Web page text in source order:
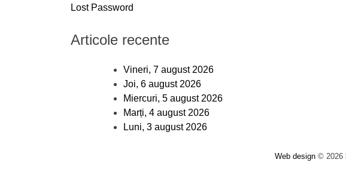
Lost Password
Articole recente
Vineri, 7 august 2026
Joi, 6 august 2026
Miercuri, 5 august 2026
Marți, 4 august 2026
Luni, 3 august 2026
Web design© 2026